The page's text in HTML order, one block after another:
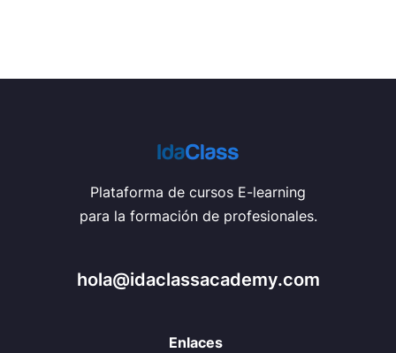
Plataforma de cursos E-learning
para la formación de profesionales.
hola@idaclassacademy.com
Enlaces